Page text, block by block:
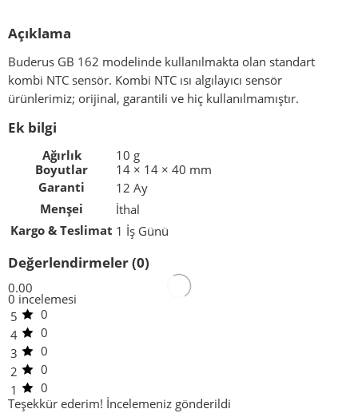
Açıklama
Buderus GB 162 modelinde kullanılmakta olan standart
kombi NTC sensör. Kombi NTC ısı algılayıcı sensör
ürünlerimiz; orijinal, garantili ve hiç kullanılmamıştır.
Ek bilgi
Ağırlık
10 g
Boyutlar
14 × 14 × 40 mm
Garanti
12 Ay
Menşei
İthal
Kargo & Teslimat 1 İş Günü
Değerlendirmeler (0)
0.00
0 incelemesi
5
0
4
0
3
0
2
0
1
0
Teşekkür ederim! İncelemeniz gönderildi